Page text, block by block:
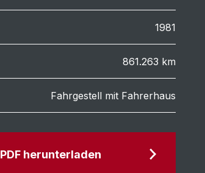
1981
861.263 km
Fahrgestell mit Fahrerhaus
PDF herunterladen